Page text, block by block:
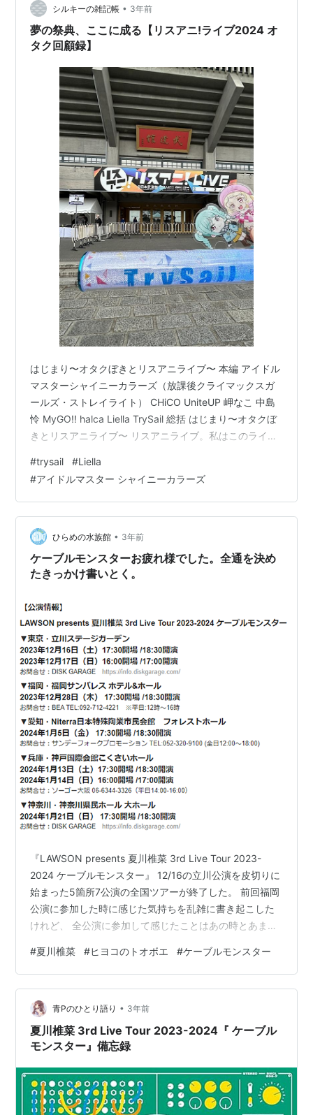
Free Spirits2. 誰が為に愛は鳴…
シルキーの雑記帳 • 3年前
夢の祭典、ここに成る【リスアニ!ライブ2024 オ
タク回顧録】
はじまり〜オタクぼきとリスアニライブ〜 本編 アイドル
マスターシャイニーカラーズ（放課後クライマックスガ
ールズ・ストレイライト） CHiCO UniteUP 岬なこ 中島
怜 MyGO!! halca Liella TrySail 総括 はじまり〜オタクぼ
きとリスアニライブ〜 リスアニライブ。私はこのライブ
そこから生まれる独特の臨場感。フェス系ライブにあり
がちな多グループを2・3曲で楽しむ構成ではなく、多く
て6〜7組くらいの少数精鋭でだいたい5〜6曲を歌い上
げ、1組1組のアーティストの雰囲気をより濃く、でもお
手軽に味わえる構成。だからこそ、過去2…
#trysail #Liella
#アイドルマスター シャイニーカラーズ
ひらめの水族館 • 3年前
ケーブルモンスターお疲れ様でした。全通を決め
たきっかけ書いとく。
『LAWSON presents 夏川椎菜 3rd Live Tour 2023-
2024 ケーブルモンスター』 12/16の立川公演を皮切りに
始まった5箇所7公演の全国ツアーが終了した。 前回福岡
公演に参加した時に感じた気持ちを乱雑に書き起こした
けれど、 全公演に参加して感じたことはあの時とあまり
いきたいな～！』という気持ち。 改めて、最高のツアー
でした！！！ 夏川椎菜さん本当にありがとうございまし
た、これからもよろしくお願いします！ んで、自分はこ
のツアー全公演に参加したのだけれど、なんでそんなこ
とになっちゃったの？っていう記録をなんとな…
#夏川椎菜 #ヒヨコのトオボエ #ケーブルモンスター
青Pのひとり語り • 3年前
夏川椎菜 3rd Live Tour 2023-2024『 ケーブル
モンスター』備忘録